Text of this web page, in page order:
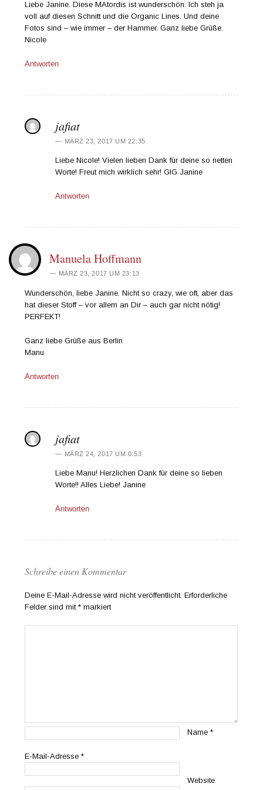
Liebe Janine. Diese MAtordis ist wunderschön. Ich steh ja
voll auf diesen Schnitt und die Organic Lines. Und deine
Fotos sind – wie immer – der Hammer. Ganz liebe Grüße.
Nicole
Antworten
jafiat
MÄRZ 23, 2017 UM 22:35
Liebe Nicole! Vielen lieben Dank für deine so netten
Worte! Freut mich wirklich sehr! GlG Janine
Antworten
Manuela Hoffmann
MÄRZ 23, 2017 UM 23:13
Wunderschön, liebe Janine. Nicht so crazy, wie oft, aber das
hat dieser Stoff – vor allem an Dir – auch gar nicht nötig!
PERFEKT!
Ganz liebe Grüße aus Berlin
Manu
Antworten
jafiat
MÄRZ 24, 2017 UM 0:53
Liebe Manu! Herzlichen Dank für deine so lieben
Worte!! Alles Liebe! Janine
Antworten
Schreibe einen Kommentar
Deine E-Mail-Adresse wird nicht veröffentlicht. Erforderliche
Felder sind mit* markiert
Name*
E-Mail-Adresse*
Website